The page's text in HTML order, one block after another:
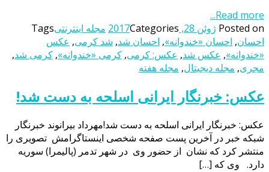
Read more...
Posted on ژوئن 28, 2017 Categories مجله اینترنتیTags
احسان, احسان «خندوانه», احسان شد, شد کرمی, عکس
«خندوانه», عکس شد, عکس: کرمی, کرمی «خندوانه», کرمی شد,
مجری, مجله دیجیتال, مجله هفته
عکس: خبرنگار ایرانی اسلحه به دست شد!
عکس: خبرنگار ایرانی اسلحه به دست شد!مهرداد بیرانوند خبرنگار
شبکه خبر در آخرین پست صفحه شخصی اینستاگرامش تصویری را
منتشر کرد که نشان از حضور وی در شهر تدمر (پالیمرا) سوریه
دارد. وی که […]